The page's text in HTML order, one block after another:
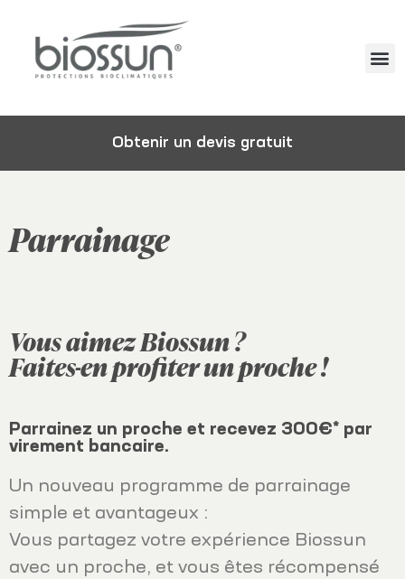
Obtenir un devis gratuit
Parrainage
Vous aimez Biossun ?
Faites-en profiter un proche !
Parrainez un proche et recevez 300€* par
virement bancaire.
Un nouveau programme de parrainage
simple et avantageux :
Vous partagez votre expérience Biossun
avec un proche, et vous êtes récompensé